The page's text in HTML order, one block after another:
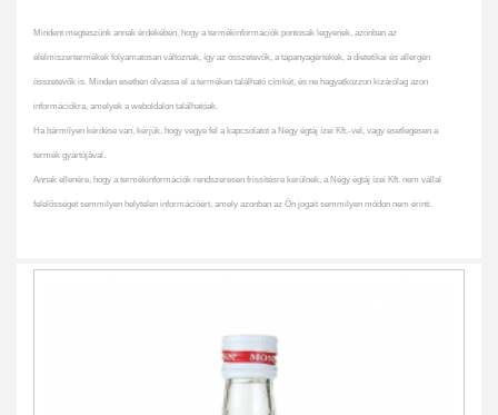
Mindent megteszünk annak érdekében, hogy a termékinformációk pontosak legyenek, azonban az
élelmiszertermékek folyamatosan változnak, így az összetevők, a tápanyagértékek, a dietetikai és allergén
összetevők is. Minden esetben olvassa el a terméken található címkét, és ne hagyatkozzon kizárólag azon
információkra, amelyek a weboldalon találhatóak.
Ha bármilyen kérdése van, kérjük, hogy vegye fel a kapcsolatot a Négy égtáj ízei Kft.-vel, vagy esetlegesen a
termék gyártójával.
Annak ellenére, hogy a termékinformációk rendszeresen frissítésre kerülnek, a Négy égtáj ízei Kft. nem vállal
felelősséget semmilyen helytelen információért, amely azonban az Ön jogait semmilyen módon nem érinti.